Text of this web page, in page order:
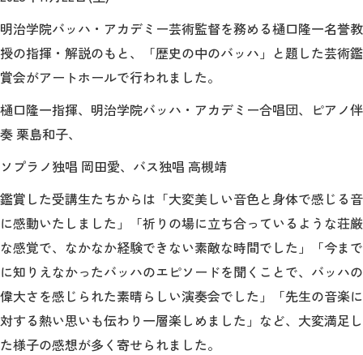
入試情報サイト
2026年9月入学者向け 新入生サイト
MGグッズ オンラインショップ
アクセス
キャンパス
案内
入試情報
お問合わせ
明治学院バッハ・アカデミー芸術監督を務める樋口隆一名誉教
授の指揮・解説のもと、「歴史の中のバッハ」と題した芸術鑑
賞会がアートホールで行われました。
樋口隆一指揮、明治学院バッハ・アカデミー合唱団、ピアノ伴
奏 栗島和子、
ソプラノ独唱 岡田愛、バス独唱 高槻靖
鑑賞した受講生たちからは「大変美しい音色と身体で感じる音
に感動いたしました」「祈りの場に立ち合っているような荘厳
な感覚で、なかなか経験できない素敵な時間でした」「今まで
に知りえなかったバッハのエピソードを聞くことで、バッハの
偉大さを感じられた素晴らしい演奏会でした」「先生の音楽に
対する熱い思いも伝わり一層楽しめました」など、大変満足し
た様子の感想が多く寄せられました。